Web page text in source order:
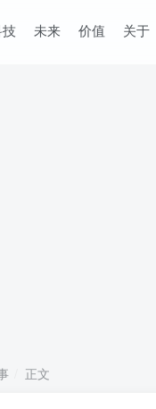
未来 价值 关于
正文